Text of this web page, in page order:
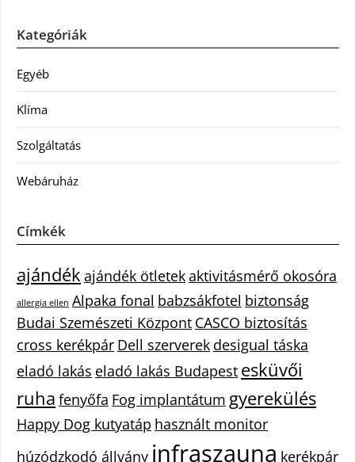
Kategóriák
Egyéb
Klíma
Szolgáltatás
Webáruház
Címkék
ajándékajándék ötletekaktivitásmérő okosóra
allergia ellen Alpaka fonal babzsákfotel biztonság
Budai Szemészeti Központ CASCO biztosítás
cross kerékpár Dell szerverek desigual táska
eladó lakás eladó lakás Budapest esküvői
ruha fenyőfa Fog implantátum gyerekülés
Happy Dog kutyatáp használt monitor
húzódzkodó állvány infraszauna kerékpár